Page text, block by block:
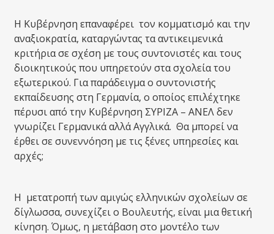
Η Κυβέρνηση επαναφέρει τον κομματισμό και την
αναξιοκρατία, καταργώντας τα αντικειμενικά
κριτήρια σε σχέση με τους συντονιστές και τους
διοικητικούς που υπηρετούν στα σχολεία του
εξωτερικού. Για παράδειγμα ο συντονιστής
εκπαίδευσης στη Γερμανία, ο οποίος επιλέχτηκε
πέρυσι από την Κυβέρνηση ΣΥΡΙΖΑ – ΑΝΕΛ δεν
γνωρίζει Γερμανικά αλλά Αγγλικά. Θα μπορεί να
έρθει σε συνεννόηση με τις ξένες υπηρεσίες και
αρχές;
Η μετατροπή των αμιγώς ελληνικών σχολείων σε
δίγλωσσα, συνεχίζει ο Βουλευτής, είναι μια θετική
κίνηση. Όμως, η μετάβαση στο μοντέλο των